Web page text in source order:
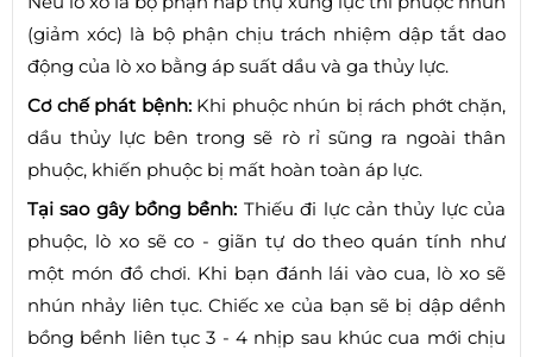
(giảm xóc) là bộ phận chịu trách nhiệm dập tắt dao
động của lò xo bằng áp suất dầu và ga thủy lực.
Cơ chế phát bệnh:Khi phuộc nhún bị rách phớt chặn,
dầu thủy lực bên trong sẽ rò rỉ sũng ra ngoài thân
phuộc, khiến phuộc bị mất hoàn toàn áp lực.
Tại sao gây bồng bềnh: Thiếu đi lực cản thủy lực của
phuộc, lò xo sẽ co - giãn tự do theo quán tính như
một món đồ chơi. Khi bạn đánh lái vào cua, lò xo sẽ
nhún nhảy liên tục. Chiếc xe của bạn sẽ bị dập dềnh
bồng bềnh liên tục 3 - 4 nhịp sau khúc cua mới chịu